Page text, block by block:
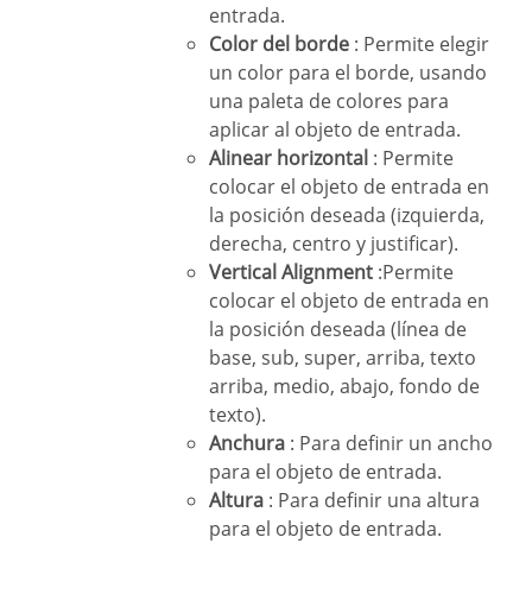
entrada.
Color del borde : Permite elegir
un color para el borde, usando
una paleta de colores para
aplicar al objeto de entrada.
Alinear horizontal : Permite
colocar el objeto de entrada en
la posición deseada (izquierda,
derecha, centro y justificar).
Vertical Alignment :Permite
colocar el objeto de entrada en
la posición deseada (línea de
base, sub, super, arriba, texto
arriba, medio, abajo, fondo de
texto).
Anchura : Para definir un ancho
para el objeto de entrada.
Altura : Para definir una altura
para el objeto de entrada.